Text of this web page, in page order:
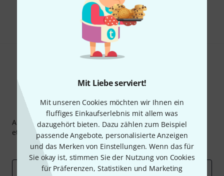
Mit Liebe serviert!
Mit unseren Cookies möchten wir Ihnen ein
fluffiges Einkaufserlebnis mit allem was
dazugehört bieten. Dazu zählen zum Beispiel
passende Angebote, personalisierte Anzeigen
und das Merken von Einstellungen. Wenn das für
Sie okay ist, stimmen Sie der Nutzung von Cookies
für Präferenzen, Statistiken und Marketing
Teilen Hilfe & Feedback
Thomann Newsletter
Abonniere den Thomann Newsletter und gewinne mit
etwas Glück einen von50 Gutscheinenüber jeweils50€
Inspirierende Beiträge
Deals Thomann Insights
E-Mail-Adresse*